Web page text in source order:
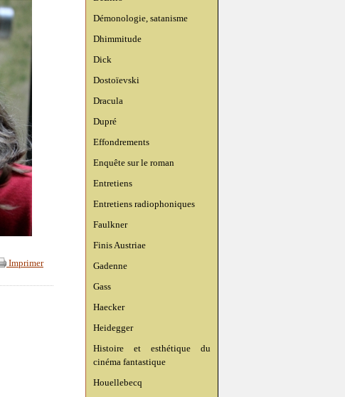
Démonologie, satanisme
Dhimmitude
Dick
Dostoïevski
Dracula
Dupré
Effondrements
Enquête sur le roman
Entretiens
Entretiens radiophoniques
Faulkner
Finis Austriae
Gadenne
Gass
Haecker
Heidegger
Histoire et esthétique du
cinéma fantastique
Houellebecq
Imprimer